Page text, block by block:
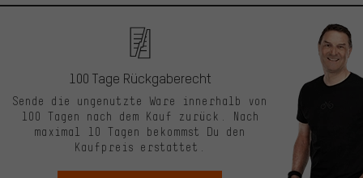
100 Tage Rückgaberecht
Sende die ungenutzte Ware innerhalb von
100 Tagen nach dem Kauf zurück. Nach
maximal 10 Tagen bekommst Du den
Kaufpreis erstattet.